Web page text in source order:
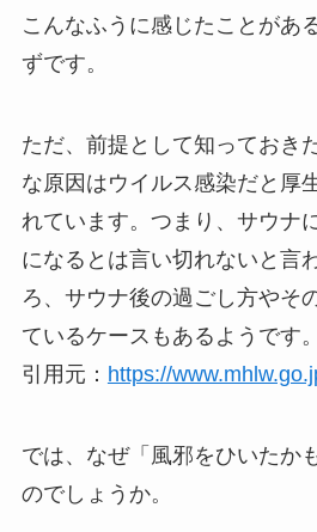
こんなふうに感じたことがあ
ずです。
ただ、前提として知っておき
な原因はウイルス感染だと厚
れています。つまり、サウナ
になるとは言い切れないと言
ろ、サウナ後の過ごし方やそ
ているケースもあるようです。
引用元： https://
では、なぜ「風邪をひいたか
のでしょうか。